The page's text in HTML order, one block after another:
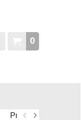
0
Privacy Policy - AVG